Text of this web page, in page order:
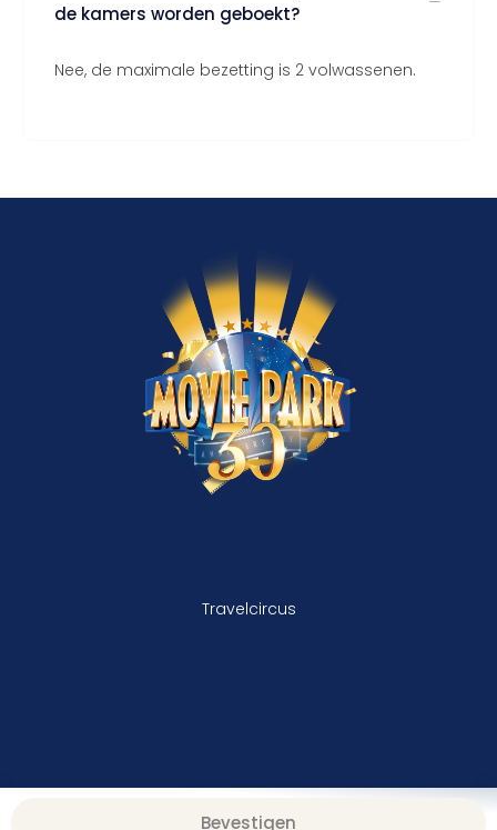
Bevestigen
de kamers worden geboekt?
Nee, de maximale bezetting is 2 volwassenen.
Travelcircus